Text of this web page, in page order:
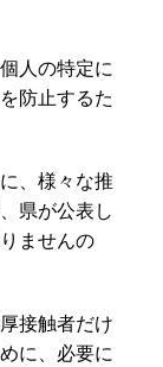
人の特定に
防止するた
、様々な推
県が公表し
ませんの
接触者だけ
に、必要に